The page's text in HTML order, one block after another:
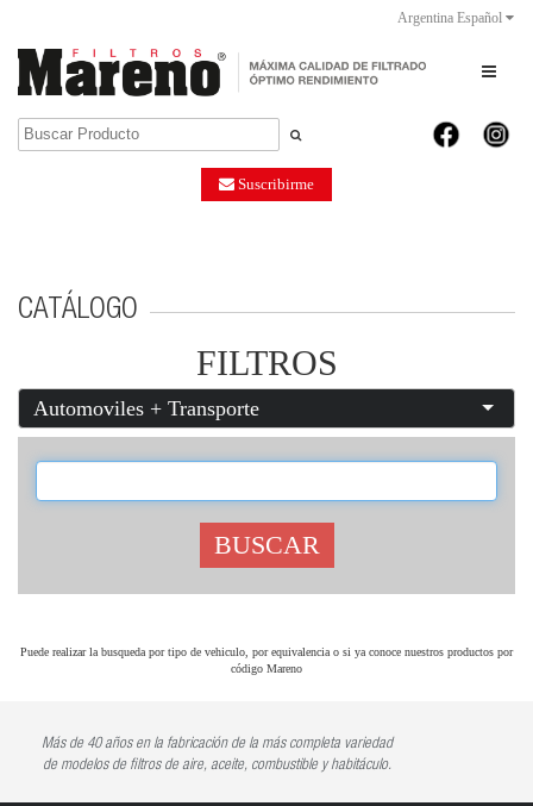
Argentina Español
Toggle
Suscribirme
CATÁLOGO
FILTROS
Automoviles + Transporte
BUSCAR
Puede realizar la busqueda por tipo de vehiculo, por equivalencia o si ya conoce nuestros productos por
código Mareno
Más de 40 años en la fabricación de la más completa variedad
de modelos de filtros de aire, aceite, combustible y habitáculo.